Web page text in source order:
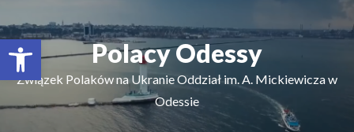
Відкрити Панель інструментівPolacy Odessy
Związek Polaków na Ukranie Oddział im. A. Mickiewicza w
Odessie